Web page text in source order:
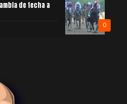
0
de fecha a